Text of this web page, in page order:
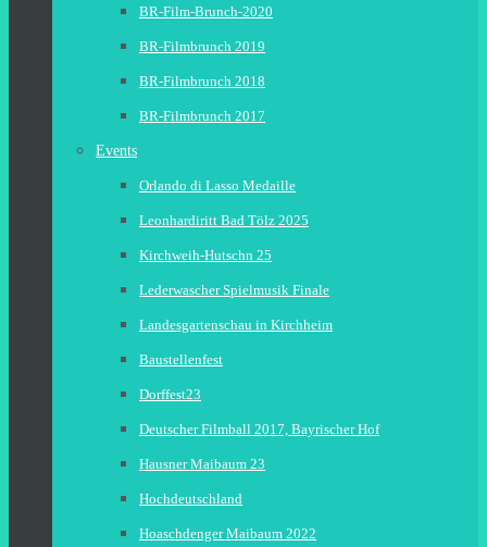
BR-Film-Brunch-2020
BR-Filmbrunch 2019
BR-Filmbrunch 2018
BR-Filmbrunch 2017
Events
Orlando di Lasso Medaille
Leonhardiritt Bad Tölz 2025
Kirchweih-Hutschn 25
Lederwascher Spielmusik Finale
Landesgartenschau in Kirchheim
Baustellenfest
Dorffest23
Deutscher Filmball 2017, Bayrischer Hof
Hausner Maibaum 23
Hochdeutschland
Hoaschdenger Maibaum 2022